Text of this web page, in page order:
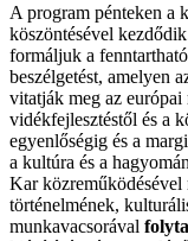
A program pénteken a
köszöntésével
formáljuk a
beszélgetést, amelyen
vitatják meg az
vidékfejlesztéstől és a
egyenlőségig és a
a kultúra és a
Kar
történelmének,
munkavacsorával